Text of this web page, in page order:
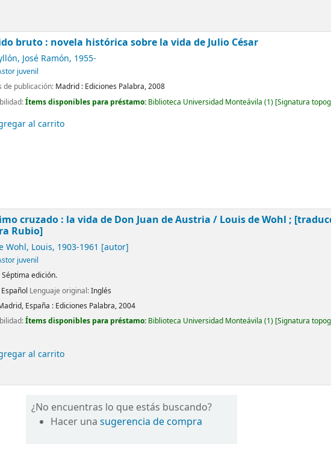
bruto : novela histórica sobre la vida de Julio César
José Ramón, 1955-
juvenil
de publicación: Madrid : Ediciones Palabra,2008
Ítems disponibles para préstamo: Biblioteca Universidad Monteávila (1) Signatura
al carrito
cruzado : la vida de Don Juan de Austria / Louis de Wohl ;
Rubio]
Wohl, Louis, 1903-1961 [autor]
juvenil
Séptima edición.
Español Lenguaje original:Inglés
España : Ediciones Palabra,2004
Ítems disponibles para préstamo: Biblioteca Universidad Monteávila (1) Signatura
al carrito
¿No encuentras lo que estás buscando?
Hacer unasugerencia de compra